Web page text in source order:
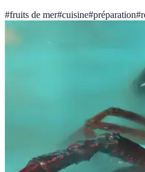
#fruits de mer#cuisine#préparation#